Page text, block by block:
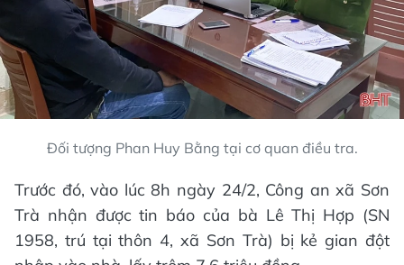
Đối tượng Phan Huy Bằng tại cơ quan điều tra.
Trước đó, vào lúc 8h ngày 24/2, Công an xã Sơn
Trà nhận được tin báo của bà Lê Thị Hợp (SN
1958, trú tại thôn 4, xã Sơn Trà) bị kẻ gian đột